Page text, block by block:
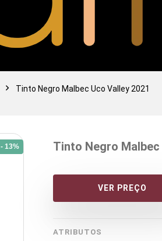
Tinto Negro Malbec Uco Valley 2021
- 13% Tinto Negro Malbec
VER PREÇO
ATRIBUTOS